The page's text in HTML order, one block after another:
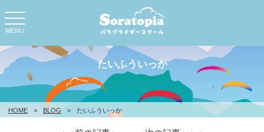
toggle
navigation
MENU
HOME > BLOG > たいふういっか
たいふういっか